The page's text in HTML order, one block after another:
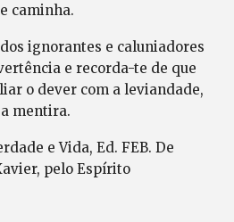
caminha.
ignorantes e caluniadores
e recorda-te de que
o dever com a leviandade,
mentira.
e Vida, Ed. FEB. De
pelo Espírito